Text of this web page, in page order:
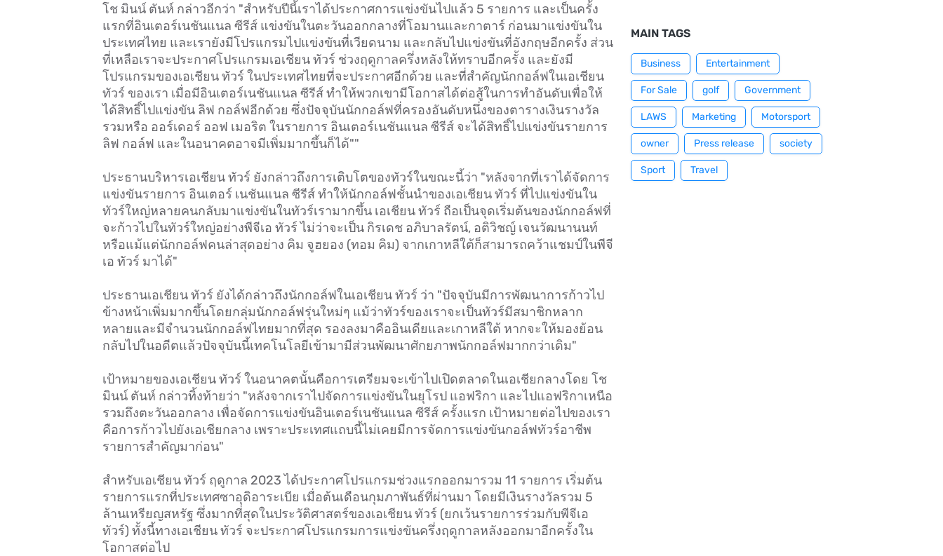
โช มินน์ ตันห์ กล่าวอีกว่า "สำหรับปีนี้เราได้ประกาศการแข่งขันไปแล้ว 5 รายการ และเป็นครั้ง
แรกที่อินเตอร์เนชันแนล ซีรีส์ แข่งขันในตะวันออกกลางที่โอมานและกาตาร์ ก่อนมาแข่งขันใน
ประเทศไทย และเรายังมีโปรแกรมไปแข่งขันที่เวียดนาม และกลับไปแข่งขันที่อังกฤษอีกครั้ง ส่วน
ที่เหลือเราจะประกาศโปรแกรมเอเชียน ทัวร์ ช่วงฤดูกาลครึ่งหลังให้ทราบอีกครั้ง และยังมี
โปรแกรมของเอเชียน ทัวร์ ในประเทศไทยที่จะประกาศอีกด้วย และที่สำคัญนักกอล์ฟในเอเชียน
ทัวร์ ของเรา เมื่อมีอินเตอร์เนชันแนล ซีรีส์ ทำให้พวกเขามีโอกาสได้ต่อสู้ในการทำอันดับเพื่อให้
ได้สิทธิ์ไปแข่งขัน ลิฟ กอล์ฟอีกด้วย ซึ่งปัจจุบันนักกอล์ฟที่ครองอันดับหนึ่งของตารางเงินรางวัล
รวมหรือ ออร์เดอร์ ออฟ เมอริต ในรายการ อินเตอร์เนชันแนล ซีรีส์ จะได้สิทธิ์ไปแข่งขันรายการ
ลิฟ กอล์ฟ และในอนาคตอาจมีเพิ่มมากขึ้นก็ได้""
ประธานบริหารเอเชียน ทัวร์ ยังกล่าวถึงการเติบโตของทัวร์ในขณะนี้ว่า "หลังจากที่เราได้จัดการ
แข่งขันรายการ อินเตอร์ เนชันแนล ซีรีส์ ทำให้นักกอล์ฟชั้นนำของเอเชียน ทัวร์ ที่ไปแข่งขันใน
ทัวร์ใหญ่หลายคนกลับมาแข่งขันในทัวร์เรามากขึ้น เอเชียน ทัวร์ ถือเป็นจุดเริ่มต้นของนักกอล์ฟที่
จะก้าวไปในทัวร์ใหญ่อย่างพีจีเอ ทัวร์ ไม่ว่าจะเป็น กิรเดช อภิบาลรัตน์, อติวิชญ์ เจนวัฒนานนท์
หรือแม้แต่นักกอล์ฟคนล่าสุดอย่าง คิม จูฮยอง (ทอม คิม) จากเกาหลีใต้ก็สามารถคว้าแชมป์ในพีจี
เอ ทัวร์ มาได้"
ประธานเอเชียน ทัวร์ ยังได้กล่าวถึงนักกอล์ฟในเอเชียน ทัวร์ ว่า "ปัจจุบันมีการพัฒนาการก้าวไป
ข้างหน้าเพิ่มมากขึ้นโดยกลุ่มนักกอล์ฟรุ่นใหม่ๆ แม้ว่าทัวร์ของเราจะเป็นทัวร์มีสมาชิกหลาก
หลายและมีจำนวนนักกอล์ฟไทยมากที่สุด รองลงมาคืออินเดียและเกาหลีใต้ หากจะให้มองย้อน
กลับไปในอดีตแล้วปัจจุบันนี้เทคโนโลยีเข้ามามีส่วนพัฒนาศักยภาพนักกอล์ฟมากกว่าเดิม"
เป้าหมายของเอเชียน ทัวร์ ในอนาคตนั้นคือการเตรียมจะเข้าไปเปิดตลาดในเอเชียกลางโดย โช
มินน์ ตันห์ กล่าวทิ้งท้ายว่า "หลังจากเราไปจัดการแข่งขันในยุโรป แอฟริกา และไปแอฟริกาเหนือ
รวมถึงตะวันออกลาง เพื่อจัดการแข่งขันอินเตอร์เนชันแนล ซีรีส์ ครั้งแรก เป้าหมายต่อไปของเรา
คือการก้าวไปยังเอเชียกลาง เพราะประเทศแถบนี้ไม่เคยมีการจัดการแข่งขันกอล์ฟทัวร์อาชีพ
รายการสำคัญมาก่อน"
สำหรับเอเชียน ทัวร์ ฤดูกาล 2023 ได้ประกาศโปรแกรมช่วงแรกออกมารวม 11 รายการ เริ่มต้น
รายการแรกที่ประเทศซาอุดิอาระเบีย เมื่อต้นเดือนกุมภาพันธ์ที่ผ่านมา โดยมีเงินรางวัลรวม 5
ล้านเหรียญสหรัฐ ซึ่งมากที่สุดในประวัติศาสตร์ของเอเชียน ทัวร์ (ยกเว้นรายการร่วมกับพีจีเอ
ทัวร์) ทั้งนี้ทางเอเชียน ทัวร์ จะประกาศโปรแกรมการแข่งขันครึ่งฤดูกาลหลังออกมาอีกครั้งใน
โอกาสต่อไป
MAIN TAGS
Business Entertainment
For Sale golf Government
LAWS Marketing Motorsport
owner Press release society
Sport Travel